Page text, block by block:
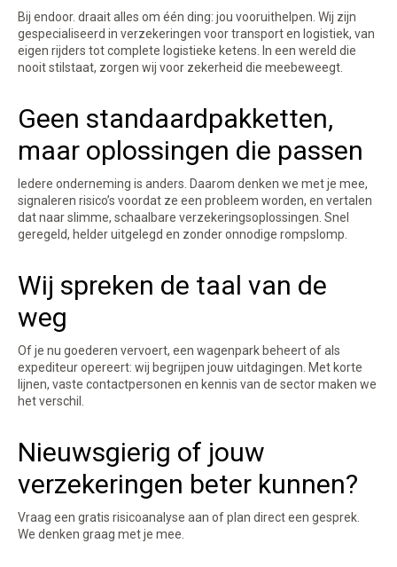
Bij endoor. draait alles om één ding: jou vooruithelpen. Wij zijn
gespecialiseerd in verzekeringen voor transport en logistiek, van
eigen rijders tot complete logistieke ketens. In een wereld die
nooit stilstaat, zorgen wij voor zekerheid die meebeweegt.
Geen standaardpakketten,
maar oplossingen die passen
Iedere onderneming is anders. Daarom denken we met je mee,
signaleren risico’s voordat ze een probleem worden, en vertalen
dat naar slimme, schaalbare verzekeringsoplossingen. Snel
geregeld, helder uitgelegd en zonder onnodige rompslomp.
Wij spreken de taal van de
weg
Of je nu goederen vervoert, een wagenpark beheert of als
expediteur opereert: wij begrijpen jouw uitdagingen. Met korte
lijnen, vaste contactpersonen en kennis van de sector maken we
het verschil.
Nieuwsgierig of jouw
verzekeringen beter kunnen?
Vraag een gratis risicoanalyse aan of plan direct een gesprek.
We denken graag met je mee.